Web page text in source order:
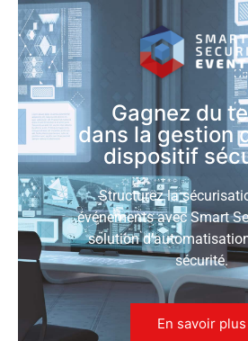
Gagnez du
dans la gestion
dispositif
Structurez la
événements avec Smart
solution
sécurité.
En savoir plus